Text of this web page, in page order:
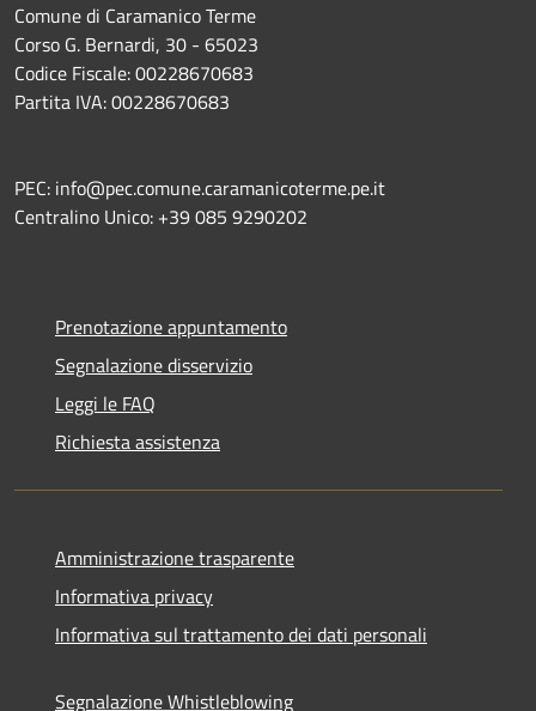
Comune di Caramanico Terme
Corso G. Bernardi, 30 - 65023
Codice Fiscale: 00228670683
Partita IVA: 00228670683
PEC: info@pec.comune.caramanicoterme.pe.it
Centralino Unico: +39 085 9290202
Prenotazione appuntamento
Segnalazione disservizio
Leggi le FAQ
Richiesta assistenza
Amministrazione trasparente
Informativa privacy
Informativa sul trattamento dei dati personali
Segnalazione Whistleblowing